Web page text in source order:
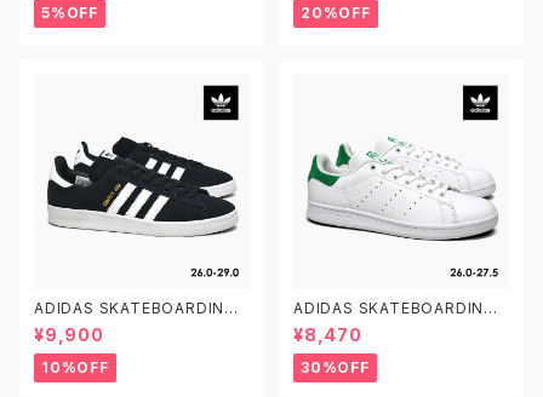
ディング ガゼルADV スエード
黒白
5%OFF
9675 BDGGR メンズ リカバリ
ーサンダル
20%OFF
ADIDAS SKATEBOARDING
CAMPUS ADV B22716 26.0
-29.0 アディダス スケートボー
ディング キャンパスADV
¥9,900
10%OFF
ADIDAS SKATEBOARDING
STAN SMITH ADV GX9753
26.0-27.5 アディダス スケート
ボーディング スタンスミスADV
スケシュー
¥8,470
30%OFF